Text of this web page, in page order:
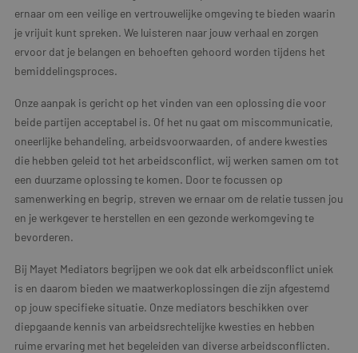
ernaar om een veilige en vertrouwelijke omgeving te bieden waarin
je vrijuit kunt spreken. We luisteren naar jouw verhaal en zorgen
ervoor dat je belangen en behoeften gehoord worden tijdens het
bemiddelingsproces.
Onze aanpak is gericht op het vinden van een oplossing die voor
beide partijen acceptabel is. Of het nu gaat om miscommunicatie,
oneerlijke behandeling, arbeidsvoorwaarden, of andere kwesties
die hebben geleid tot het arbeidsconflict, wij werken samen om tot
een duurzame oplossing te komen. Door te focussen op
samenwerking en begrip, streven we ernaar om de relatie tussen jou
en je werkgever te herstellen en een gezonde werkomgeving te
bevorderen.
Bij Mayet Mediators begrijpen we ook dat elk arbeidsconflict uniek
is en daarom bieden we maatwerkoplossingen die zijn afgestemd
op jouw specifieke situatie. Onze mediators beschikken over
diepgaande kennis van arbeidsrechtelijke kwesties en hebben
ruime ervaring met het begeleiden van diverse arbeidsconflicten.